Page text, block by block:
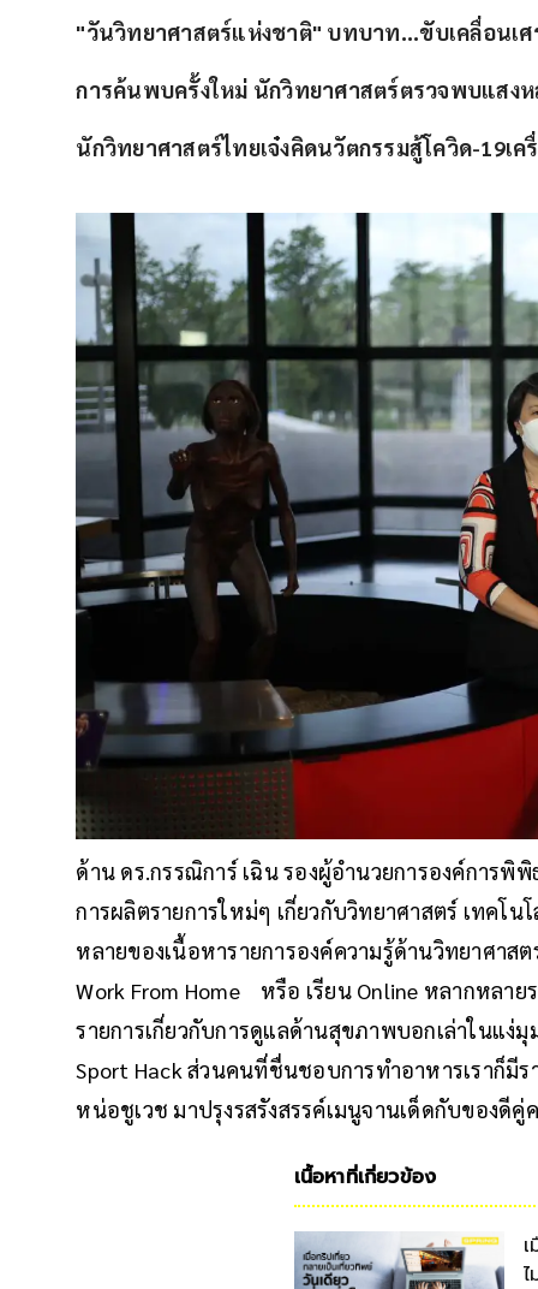
"วันวิทยาศาสตร์แห่งชาติ" บทบาท...ขับเคลื่อนเ
การค้นพบครั้งใหม่ นักวิทยาศาสตร์ตรวจพบแสงห
นักวิทยาศาสตร์ไทยเจ๋งคิดนวัตกรรมสู้โควิด-19เค
ด้าน ดร.กรรณิการ์ เฉิน รองผู้อำนวยการองค์การ
การผลิตรายการใหม่ๆ เกี่ยวกับวิทยาศาสตร์ เทคโ
หลายของเนื้อหารายการองค์ความรู้ด้านวิทยาศาส
Work From Home หรือ เรียน Online หลากหลา
รายการเกี่ยวกับการดูแลด้านสุขภาพบอกเล่าในแง่
Sport Hack ส่วนคนที่ชื่นชอบการทำอาหารเราก็มี
หน่อชูเวช มาปรุงรสรังสรรค์เมนูจานเด็ดกับของดีคู่
เนื้อหาที่เกี่ยวข้อง